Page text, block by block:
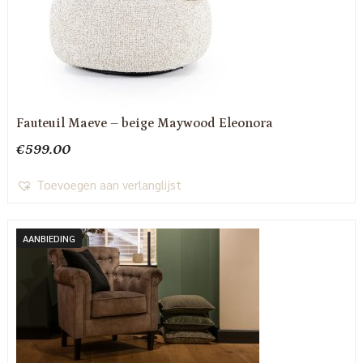
Fauteuil Maeve – beige Maywood Eleonora
€599.00
Toevoegen aan verlanglijst
AANBIEDING